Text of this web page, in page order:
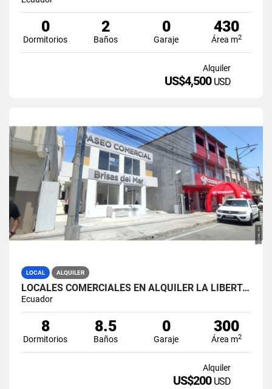
0
Dormitorios
2
Baños
0
Garaje
430
Área m2
Alquiler
US$4,500 USD
LOCAL ALQUILER
LOCALES COMERCIALES EN ALQUILER LA LIBERTAD AV. 9 OCTUBRE
Ecuador
8
Dormitorios
8.5
Baños
0
Garaje
300
Área m2
Alquiler
US$200 USD